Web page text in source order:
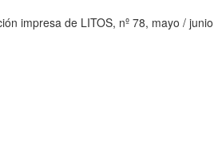
impresa de LITOS, nº 78, mayo / junio